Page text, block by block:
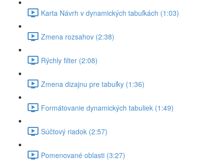
Karta Návrh v dynamických tabuľkách (1:03)
Zmena rozsahov (2:38)
Rýchly filter (2:08)
Zmena dizajnu pre tabuľky (1:36)
Formátovanie dynamických tabuliek (1:49)
Súčtový riadok (2:57)
Pomenované oblasti (3:27)